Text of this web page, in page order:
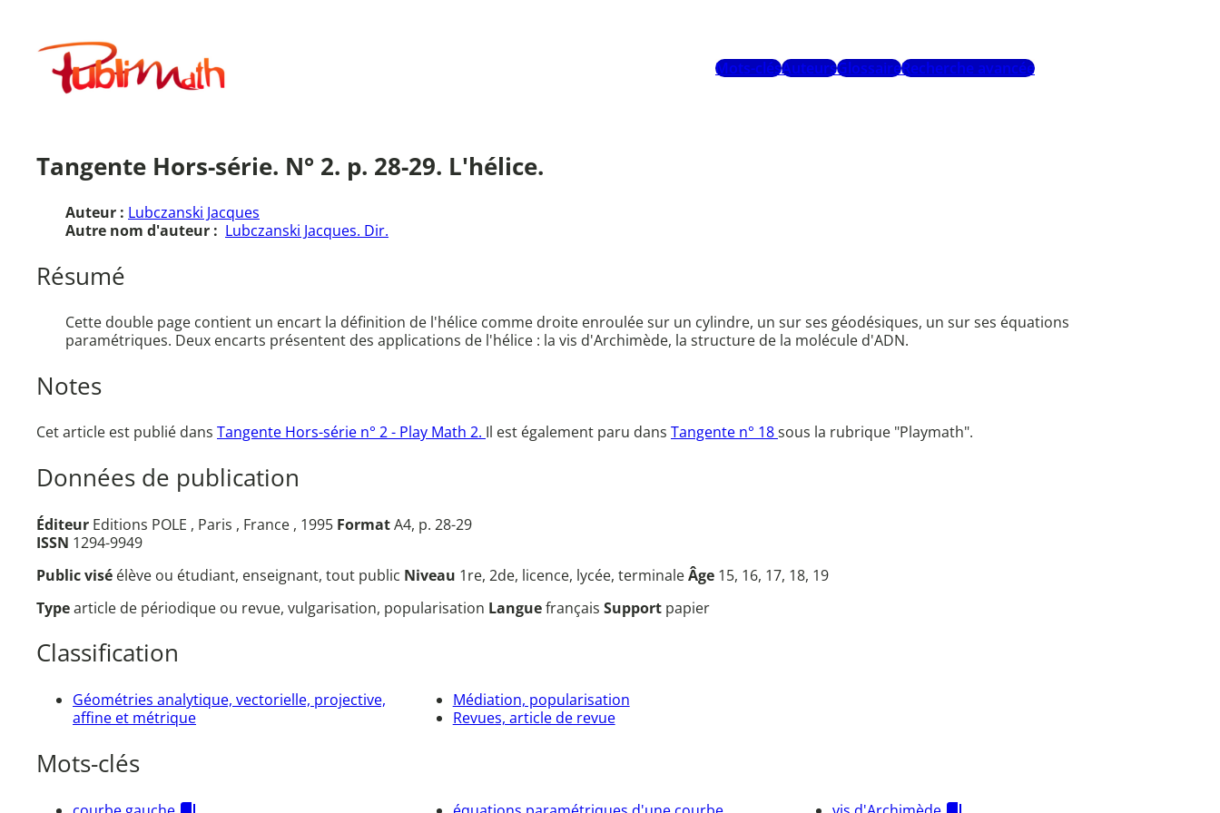
contenuPublimath
Mots-clésAuteursGlossaireRecherche avancée
Tangente Hors-série. N° 2. p. 28-29. L'hélice.
Auteur : Lubczanski Jacques
Autre nom d'auteur : Lubczanski Jacques. Dir.
Résumé
Cette double page contient un encart la définition de l'hélice comme droite enroulée sur un cylindre, un sur ses géodésiques, un sur ses équations
paramétriques. Deux encarts présentent des applications de l'hélice : la vis d'Archimède, la structure de la molécule d'ADN.
Notes
Cet article est publié dans Tangente Hors-série n° 2 - Play Math 2. Il est également paru dans Tangente n° 18sous la rubrique "Playmath".
Données de publication
Éditeur Editions POLE , Paris , France , 1995 FormatA4, p. 28-29
ISSN 1294-9949
Public visé élève ou étudiant, enseignant, tout public Niveau 1re, 2de, licence, lycée, terminaleÂge 15, 16, 17, 18, 19
Typearticle de périodique ou revue, vulgarisation, popularisation Languefrançais Support papier
Classification
Géométries analytique, vectorielle, projective,
affine et métrique
Médiation, popularisation
Revues, article de revue
Mots-clés